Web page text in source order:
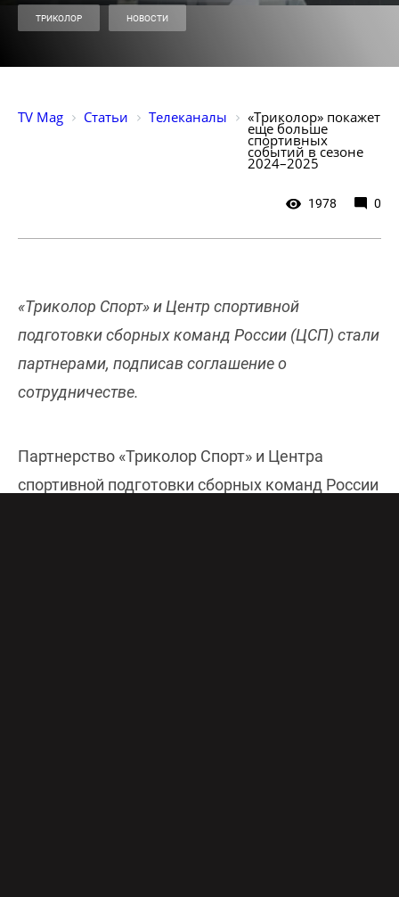
ТРИКОЛОР НОВОСТИ
TV Mag Статьи Телеканалы «Триколор» покажет
еще больше
спортивных
событий в сезоне
2024–2025
1978 0
«Триколор Спорт» и Центр спортивной
подготовки сборных команд России (ЦСП) стали
партнерами, подписав соглашение о
сотрудничестве.
Партнерство «Триколор Спорт» и Центра
спортивной подготовки сборных команд России